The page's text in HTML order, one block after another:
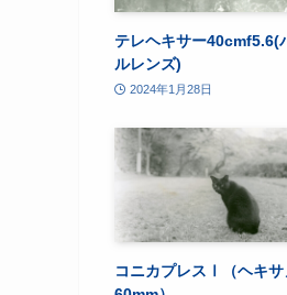
テレヘキサー40cmf5.6(
ルレンズ)
2024年1月28日
コニカプレスⅠ（ヘキサ